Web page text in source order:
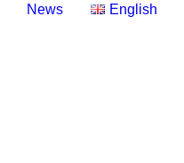
News English